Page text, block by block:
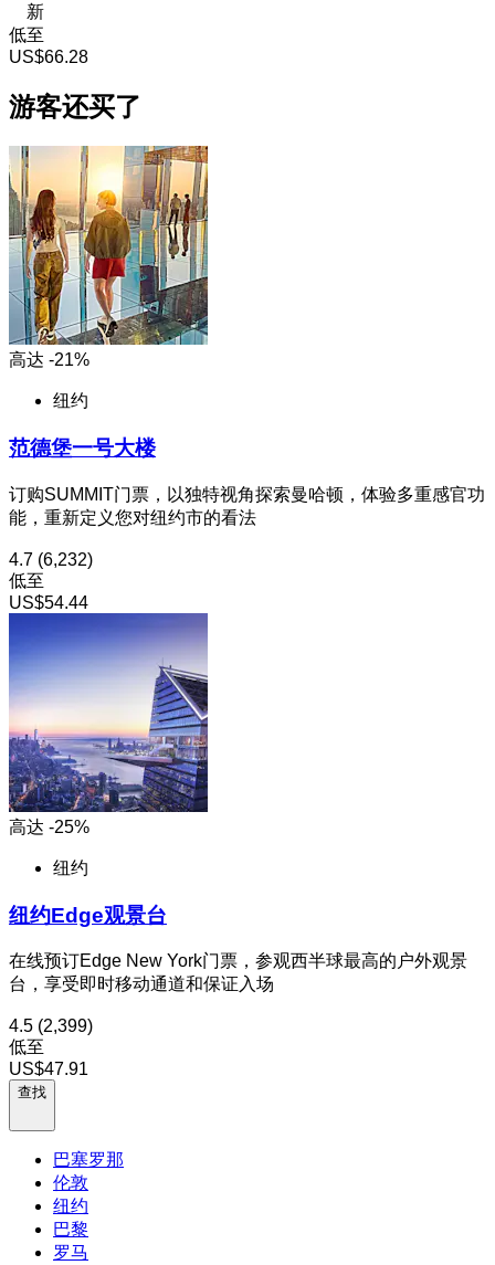
新
低至
US$66.28
游客还买了
高达 -21%
纽约
范德堡一号大楼
订购SUMMIT门票，以独特视角探索曼哈顿，体验多重感官功
能，重新定义您对纽约市的看法
4.7 (6,232)
低至
US$54.44
高达 -25%
纽约
纽约Edge观景台
在线预订Edge New York门票，参观西半球最高的户外观景
台，享受即时移动通道和保证入场
4.5 (2,399)
低至
US$47.91
查找
巴塞罗那
伦敦
纽约
巴黎
罗马